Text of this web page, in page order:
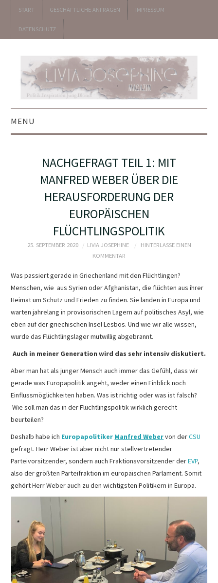
START GESCHÄFTLICHE ANFRAGEN IMPRESSUM
DATENSCHUTZ
MENU
▼ UNTERHALTUNG
▼ KOLUMNEN
PRESSEARCHIV
NACHGEFRAGT TEIL 1: MIT
MANFRED WEBER ÜBER DIE
HERAUSFORDERUNG DER
EUROPÄISCHEN
FLÜCHTLINGSPOLITIK
25. SEPTEMBER 2020 LIVIA JOSEPHINE
HINTERLASSE EINEN
KOMMENTAR
Was passiert gerade in Griechenland mit den Flüchtlingen?
Menschen, wie aus Syrien oder Afghanistan, die flüchten aus ihrer
Heimat um Schutz und Frieden zu finden. Sie landen in Europa und
warten jahrelang in provisorischen Lagern auf politisches Asyl, wie
eben auf der griechischen Insel Lesbos. Und wie wir alle wissen,
wurde das Flüchtlingslager mutwillig abgebrannt.
Auch in meiner Generation wird das sehr intensiv diskutiert.
Aber man hat als junger Mensch auch immer das Gefühl, dass wir
gerade was Europapolitik angeht, weder einen Einblick noch
Einflussmöglichkeiten haben. Was ist richtig oder was ist falsch?
Wie soll man das in der Flüchtlingspolitik wirklich gerecht
beurteilen?
Deshalb habe ich Europapolitiker Manfred Webervon derCSU
gefragt. Herr Weber ist aber nicht nur stellvertretender
Parteivorsitzender, sondern auch Fraktionsvorsitzender derEVP,
also der größten Parteifraktion im europäischen Parlament. Somit
gehört Herr Weber auch zu den wichtigsten Politikern in Europa.